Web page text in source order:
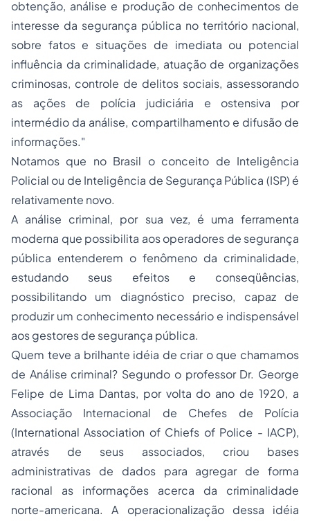
obtenção, análise e produção de conhecimentos de
interesse da segurança pública no território nacional,
sobre fatos e situações de imediata ou potencial
influência da criminalidade, atuação de organizações
criminosas, controle de delitos sociais, assessorando
as ações de polícia judiciária e ostensiva por
intermédio da análise, compartilhamento e difusão de
informações."
Notamos que no Brasil o conceito de Inteligência
Policial ou de Inteligência de Segurança Pública (ISP) é
relativamente novo.
A análise criminal, por sua vez, é uma ferramenta
moderna que possibilita aos operadores de segurança
pública entenderem o fenômeno da criminalidade,
estudando seus efeitos e conseqüências,
possibilitando um diagnóstico preciso, capaz de
produzir um conhecimento necessário e indispensável
aos gestores de segurança pública.
Quem teve a brilhante idéia de criar o que chamamos
de Análise criminal? Segundo o professor Dr. George
Felipe de Lima Dantas, por volta do ano de 1920, a
Associação Internacional de Chefes de Polícia
(International Association of Chiefs of Police - IACP),
através de seus associados, criou bases
administrativas de dados para agregar de forma
racional as informações acerca da criminalidade
norte-americana. A operacionalização dessa idéia